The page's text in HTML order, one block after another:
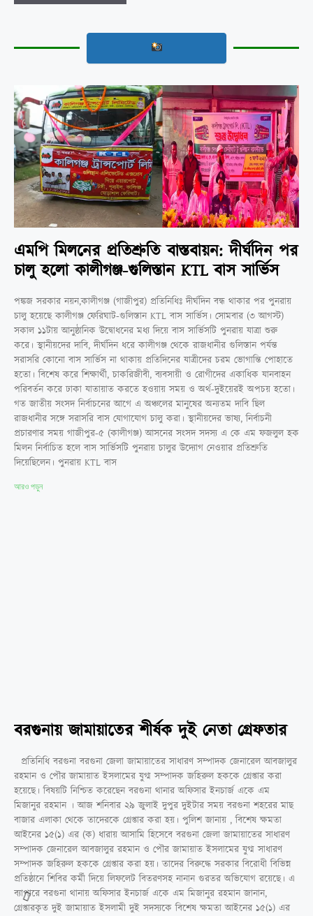
এমপি মিলনের প্রতিশ্রুতি বাস্তবায়ন: দীর্ঘদিন পর
চালু হলো কালীগঞ্জ-গুলিস্তান KTL বাস সার্ভিস
পঙ্কজ সরকার নয়ন,কালীগঞ্জ (গাজীপুর) প্রতিনিধিঃ দীর্ঘদিন বন্ধ থাকার পর পুনরায়
চালু হয়েছে কালীগঞ্জ ফেরিঘাট-গুলিস্তান KTL বাস সার্ভিস। সোমবার (৩ আগস্ট)
সকাল ১১টায় আনুষ্ঠানিক উদ্বোধনের মধ্য দিয়ে বাস সার্ভিসটি পুনরায় যাত্রা শুরু
করে। স্থানীয়দের দাবি, দীর্ঘদিন ধরে কালীগঞ্জ থেকে রাজধানীর গুলিস্তান পর্যন্ত
সরাসরি কোনো বাস সার্ভিস না থাকায় প্রতিদিনের যাত্রীদের চরম ভোগান্তি পোহাতে
হতো। বিশেষ করে শিক্ষার্থী, চাকরিজীবী, ব্যবসায়ী ও রোগীদের একাধিক যানবাহন
পরিবর্তন করে ঢাকা যাতায়াত করতে হওয়ায় সময় ও অর্থ-দুইয়েরই অপচয় হতো।
গত জাতীয় সংসদ নির্বাচনের আগে এ অঞ্চলের মানুষের অন্যতম দাবি ছিল
রাজধানীর সঙ্গে সরাসরি বাস যোগাযোগ চালু করা। স্থানীয়দের ভাষ্য, নির্বাচনী
প্রচারণার সময় গাজীপুর-৫ (কালীগঞ্জ) আসনের সংসদ সদস্য এ কে এম ফজলুল হক
মিলন নির্বাচিত হলে বাস সার্ভিসটি পুনরায় চালুর উদ্যোগ নেওয়ার প্রতিশ্রুতি
দিয়েছিলেন। পুনরায় KTL বাস
আরও পড়ুন
বরগুনায় জামায়াতের শীর্ষক দুই নেতা গ্রেফতার
প্রতিনিধি বরগুনা বরগুনা জেলা জামায়াতের সাধারণ সম্পাদক জেনারেল আবজালুর
রহমান ও পৌর জামায়াত ইসলামের যুগ্ম সম্পাদক জহিরুল হককে গ্রেপ্তার করা
হয়েছে। বিষয়টি নিশ্চিত করেছেন বরগুনা থানার অফিসার ইনচার্জ একে এম
মিজানুর রহমান । আজ শনিবার ২৯ জুলাই দুপুর দুইটার সময় বরগুনা শহরের মাছ
বাজার এলাকা থেকে তাদেরকে গ্রেপ্তার করা হয়। পুলিশ জানায় , বিশেষ ক্ষমতা
আইনের ১৫(১) এর (ক) ধারায় আসামি হিসেবে বরগুনা জেলা জামায়াতের সাধারণ
সম্পাদক জেনারেল আবজালুর রহমান ও পৌর জামায়াত ইসলামের যুগ্ম সাধারণ
সম্পাদক জহিরুল হককে গ্রেপ্তার করা হয়। তাদের বিরুদ্ধে সরকার বিরোধী বিভিন্ন
প্রতিষ্ঠানে শিবির কর্মী দিয়ে লিফলেট বিতরণসহ নানান গুরতর অভিযোগ রয়েছে। এ
ব্যাপারে বরগুনা থানায় অফিসার ইনচার্জ একে এম মিজানুর রহমান জানান,
গ্রেপ্তারকৃত দুই জামায়াত ইসলামী দুই সদস্যকে বিশেষ ক্ষমতা আইনের ১৫(১) এর